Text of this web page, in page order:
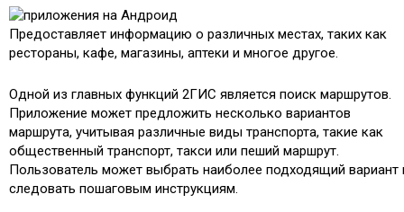
Предоставляет информацию о различных местах, таких как
рестораны, кафе, магазины, аптеки и многое другое.
Одной из главных функций 2ГИС является поиск маршрутов.
Приложение может предложить несколько вариантов
маршрута, учитывая различные виды транспорта, такие как
общественный транспорт, такси или пеший маршрут.
Пользователь может выбрать наиболее подходящий вариант
следовать пошаговым инструкциям.